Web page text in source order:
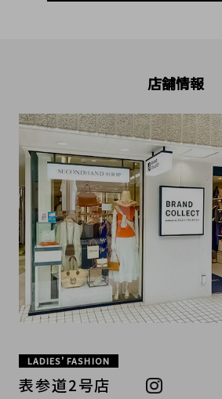
店舗情報
LADIES’ FASHION
表参道2号店